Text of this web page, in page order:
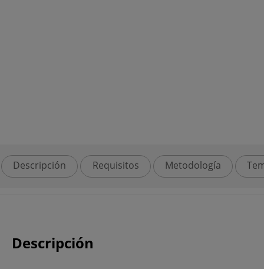
Descripción Requisitos Metodología
Descripción